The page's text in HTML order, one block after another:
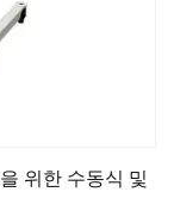
위한 수동식 및